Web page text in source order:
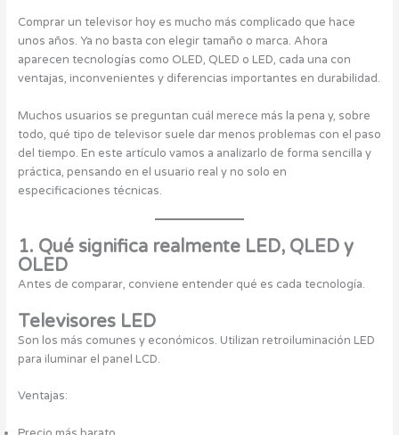
Comprar un televisor hoy es mucho más complicado que hace
unos años. Ya no basta con elegir tamaño o marca. Ahora
aparecen tecnologías como OLED, QLED o LED, cada una con
ventajas, inconvenientes y diferencias importantes en durabilidad.
Muchos usuarios se preguntan cuál merece más la pena y, sobre
todo, qué tipo de televisor suele dar menos problemas con el paso
del tiempo. En este artículo vamos a analizarlo de forma sencilla y
práctica, pensando en el usuario real y no solo en
especificaciones técnicas.
1. Qué significa realmente LED, QLED y
OLED
Antes de comparar, conviene entender qué es cada tecnología.
Televisores LED
Son los más comunes y económicos. Utilizan retroiluminación LED
para iluminar el panel LCD.
Ventajas: